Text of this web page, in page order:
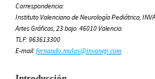
Correspondencia:
Instituto Valenciano de Neurología Pediátrica,
Artes Gráficas, 23 bajo.46010 Valencia.
TLF: 963613300
E-mail:fernando.mulas@invanep.com